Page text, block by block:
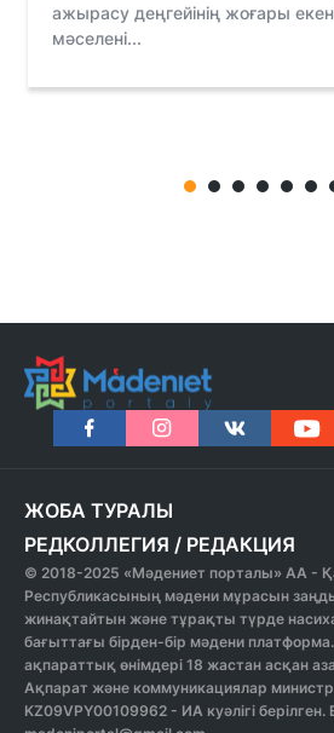
ажырасу деңгейінің жоғары
мәселені...
ЖОБА ТУРАЛЫ
РЕДКОЛЛЕГИЯ / РЕДАКЦИЯ
© 2018-2025 «Мәдениет порталы» АА -
Республикасының мәдени мұрасын
жинақтайтын және тұрақты түрде
бағыттағы бірден-бір мәдени
ақпараттық өнімдері 18 жастан асқан
Ақпарат және коммуникациялар
KZ09VPY00109962 - ИА куәлігі берілген.